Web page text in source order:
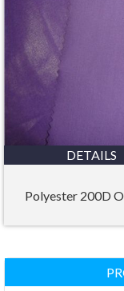
DETAILS
Polyester 200D